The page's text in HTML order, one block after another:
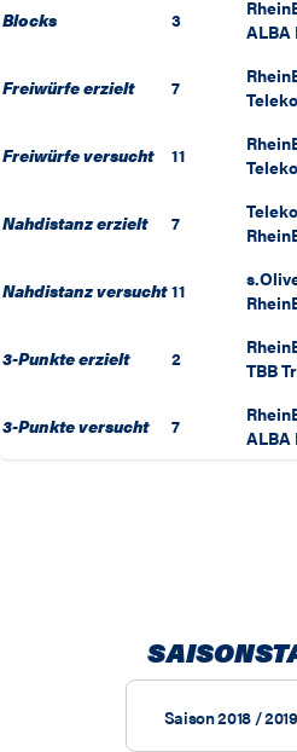
Blocks 3
ALBA
Freiwürfe erzielt 7
Freiwürfe versucht 11
Nahdistanz erzielt 7
Nahdistanz versucht 11
3-Punkte erzielt 2
TBB
3-Punkte versucht 7
ALBA
Saison 2018 / 2019